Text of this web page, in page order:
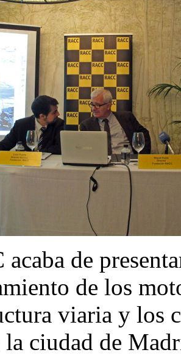
de
de los
viaria y los
la ciudad de